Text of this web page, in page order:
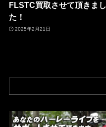
FLSTC買取させて頂きまし
た！
2025年2月21日